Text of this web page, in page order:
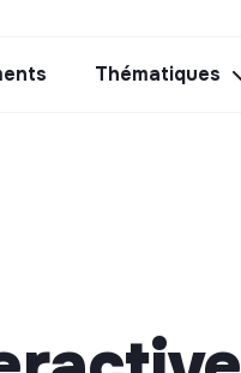
Thématiques